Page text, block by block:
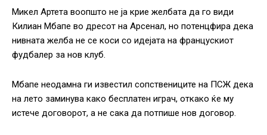
Микел Артета воопшто не ја крие желбата да го види
Килиан Мбапе во дресот на Арсенал, но потенцфира дека
нивната желба не се коси со идејата на францускиот
фудбалер за нов клуб.
Мбапе неодамна ги известил сопствениците на ПСЖ дека
на лето заминува како бесплатен играч, откако ќе му
истече договорот, а не сака да потпише нов договор.